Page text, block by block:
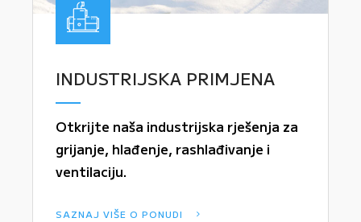
INDUSTRIJSKA PRIMJENA
Otkrijte naša industrijska rješenja za
grijanje, hlađenje, rashlađivanje i
ventilaciju.
SAZNAJ VIŠE O PONUDI